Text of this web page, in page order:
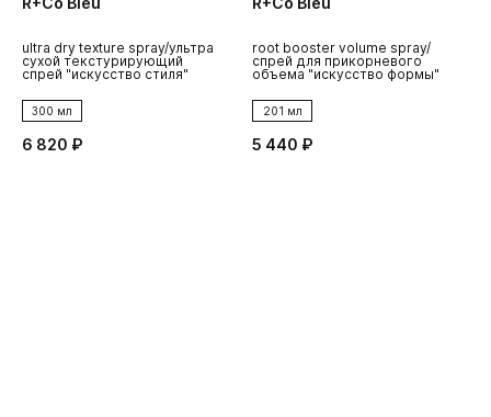
ultra dry texture spray/ультра
сухой текстурирующий
спрей "искусство стиля"
300 мл
6 820 ₽
root booster volume spray/
спрей для прикорневого
объема "искусство формы"
201 мл
5 440 ₽